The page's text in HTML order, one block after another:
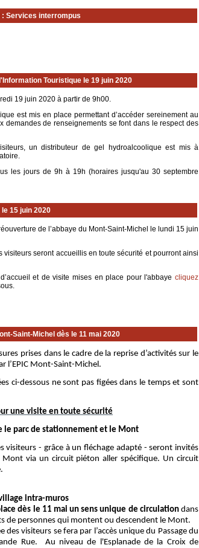
Services interrompus
Touristique le 19 juin 2020
19 juin 2020 à partir de 9h00.
est mis en place permettant d’accéder sereinement au
demandes de renseignements se font dans le respect des
un distributeur de gel hydroalcoolique est mis à
les jours de 9h à 19h (horaires jusqu'au 30 septembre
15 juin 2020
de l’abbaye du Mont-Saint-Michel le lundi 15 juin
seront accueillis en toute sécurité et pourront ainsi
et de visite mises en place pour l'abbaye cliquez
Saint-Michel dès le 11 mai 2020
prises dans le cadre de la reprise d’activités sur le
l’EPIC Mont-Saint-Michel.
ci-dessous ne sont pas figées dans le temps et sont
une visite en toute sécurité
parc de stationnement et le Mont
visiteurs - grâce à un fléchage adapté - seront invités
via un circuit piéton aller spécifique. Un circuit
intra-muros
dès le 11 mai un sens unique de circulationdans
de personnes qui montent ou descendent le Mont.
des visiteurs se fera par l’accès unique du Passage du
Rue. Au niveau de l'Esplanade de la Croix de